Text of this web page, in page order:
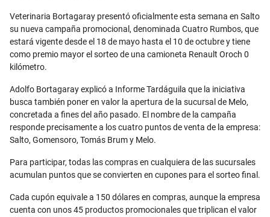
Veterinaria Bortagaray presentó oficialmente esta semana en Salto
su nueva campaña promocional, denominada Cuatro Rumbos, que
estará vigente desde el 18 de mayo hasta el 10 de octubre y tiene
como premio mayor el sorteo de una camioneta Renault Oroch 0
kilómetro.
Adolfo Bortagaray explicó a Informe Tardáguila que la iniciativa
busca también poner en valor la apertura de la sucursal de Melo,
concretada a fines del año pasado. El nombre de la campaña
responde precisamente a los cuatro puntos de venta de la empresa:
Salto, Gomensoro, Tomás Brum y Melo.
Para participar, todas las compras en cualquiera de las sucursales
acumulan puntos que se convierten en cupones para el sorteo final.
Cada cupón equivale a 150 dólares en compras, aunque la empresa
cuenta con unos 45 productos promocionales que triplican el valor